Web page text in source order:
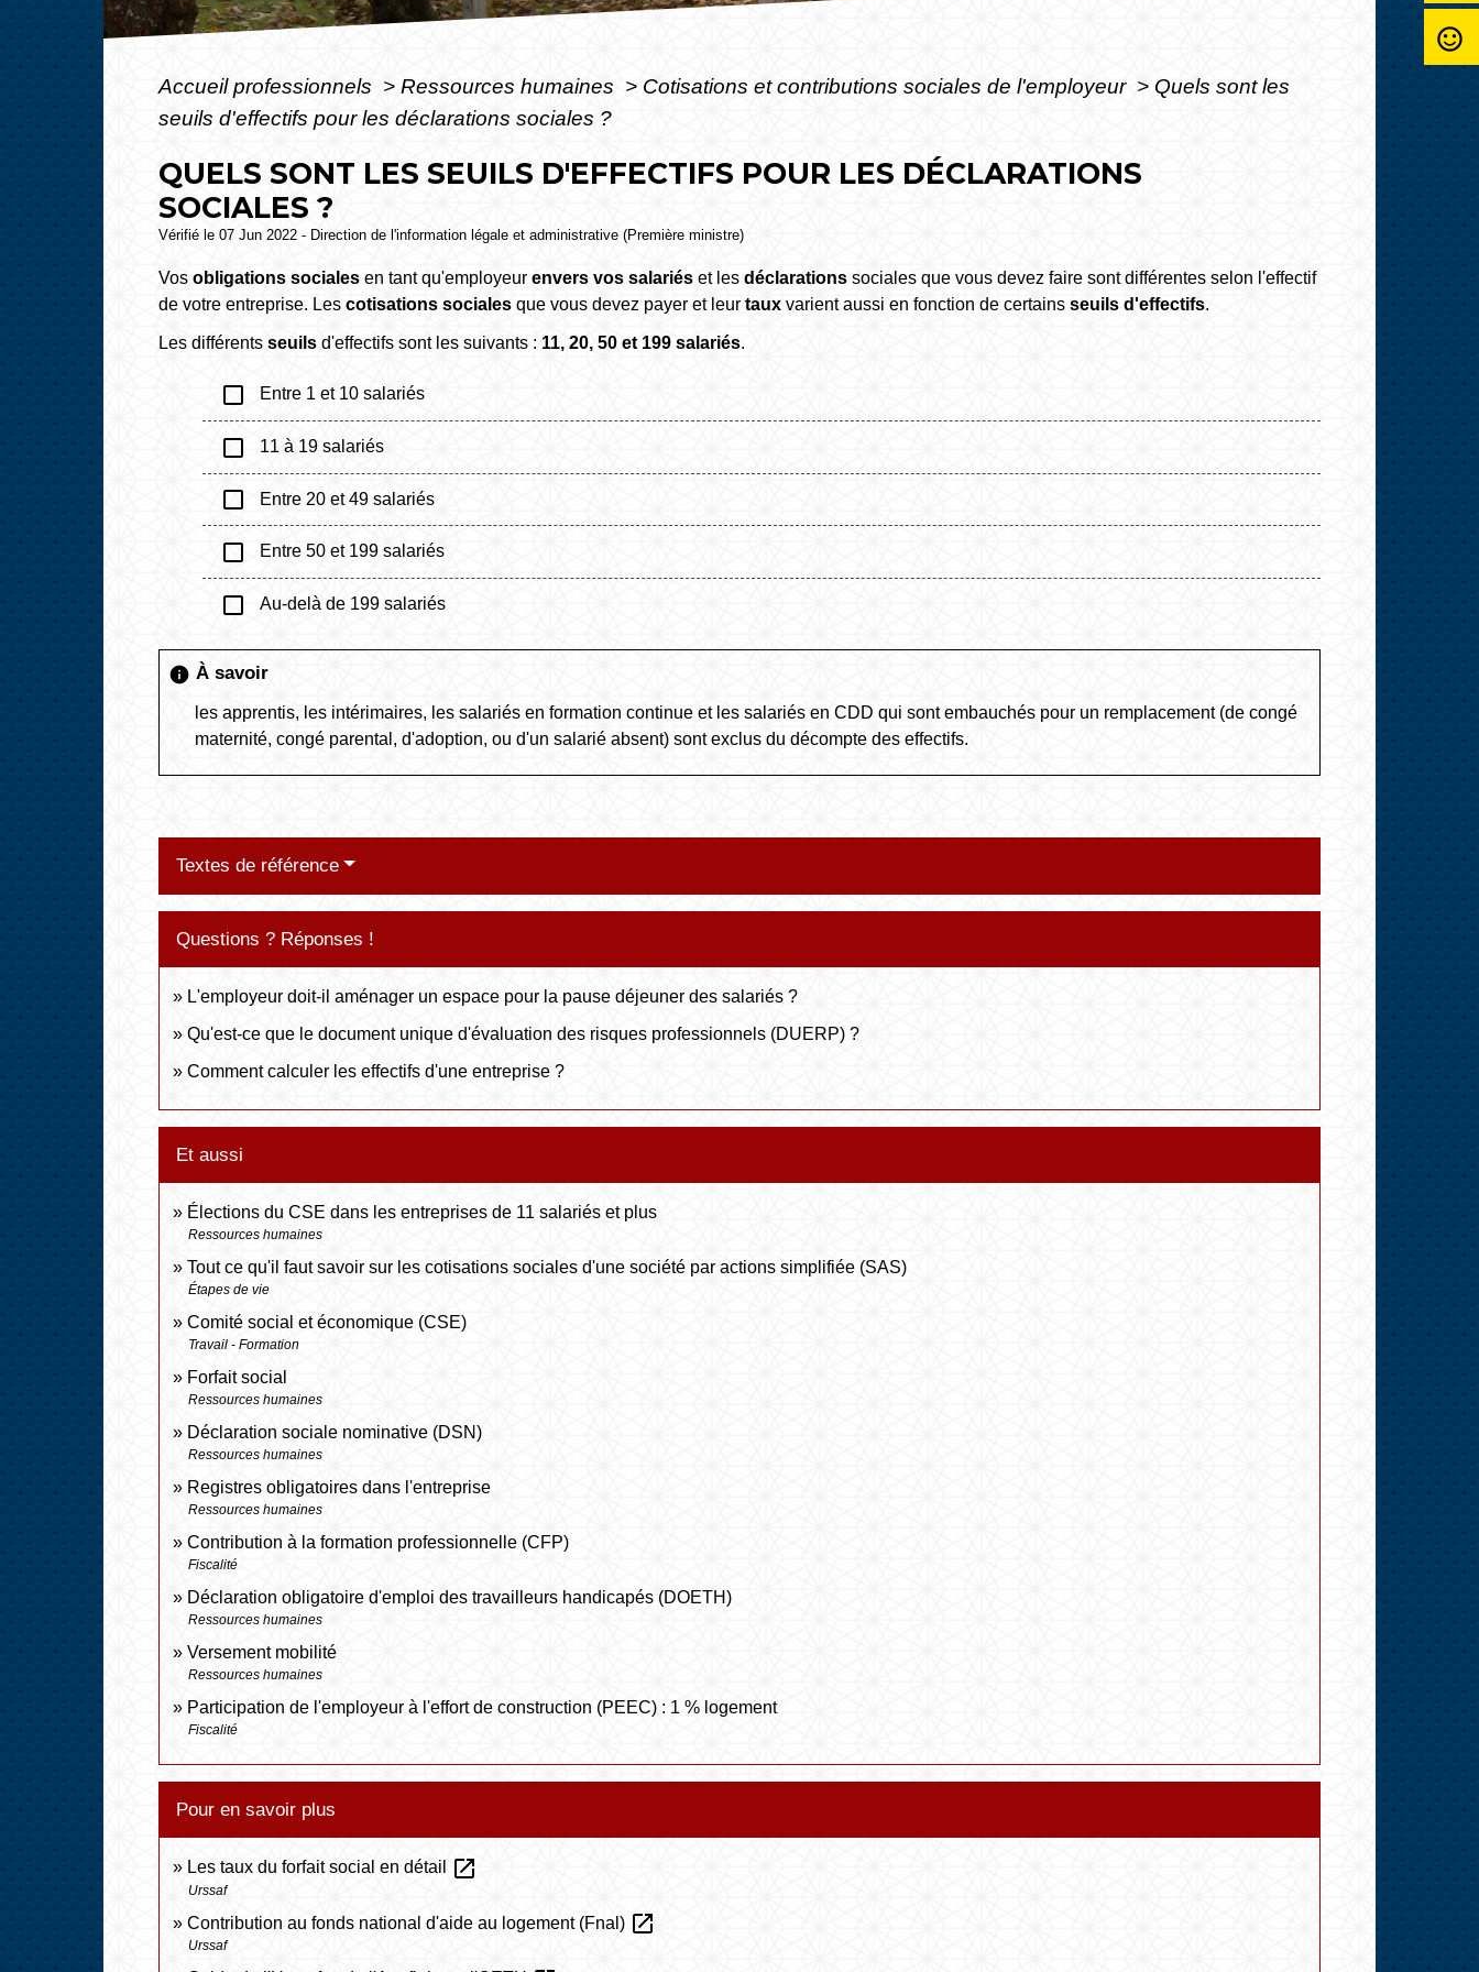
Accueil professionnels > Ressources humaines > Cotisations et contributions sociales de l'employeur > Quels sont les
seuils d'effectifs pour les déclarations sociales ?
QUELS SONT LES SEUILS D'EFFECTIFS POUR LES DÉCLARATIONS
SOCIALES ?
Vérifié le 07 Jun 2022 - Direction de l'information légale et administrative (Première ministre)
Vosobligations sociales en tant qu'employeurenvers vos salariés et lesdéclarations sociales que vous devez faire sont différentes selon l'effectif
de votre entreprise. Lescotisations sociales que vous devez payer et leurtaux varient aussi en fonction de certainsseuils d'effectifs.
Les différentsseuils d'effectifs sont les suivants : 11, 20, 50 et 199 salariés.
check_box_outline_blank Entre 1 et 10 salariés
check_box_outline_blank 11 à 19 salariés
check_box_outline_blank Entre 20 et 49 salariés
check_box_outline_blank Entre 50 et 199 salariés
check_box_outline_blank Au-delà de 199 salariés
info À savoir
les apprentis, les intérimaires, les salariés en formation continue et les salariés en CDD qui sont embauchés pour un remplacement (de congé
maternité, congé parental, d'adoption, ou d'un salarié absent) sont exclus du décompte des effectifs.
Textes de référence
Questions ? Réponses !
L'employeur doit-il aménager un espace pour la pause déjeuner des salariés ?
Qu'est-ce que le document unique d'évaluation des risques professionnels (DUERP) ?
Comment calculer les effectifs d'une entreprise ?
Et aussi
Élections du CSE dans les entreprises de 11 salariés et plus
Ressources humaines
Tout ce qu'il faut savoir sur les cotisations sociales d'une société par actions simplifiée (SAS)
Étapes de vie
Comité social et économique (CSE)
Travail - Formation
Forfait social
Ressources humaines
Déclaration sociale nominative (DSN)
Ressources humaines
Registres obligatoires dans l'entreprise
Ressources humaines
Contribution à la formation professionnelle (CFP)
Fiscalité
Déclaration obligatoire d'emploi des travailleurs handicapés (DOETH)
Ressources humaines
Versement mobilité
Ressources humaines
Participation de l'employeur à l'effort de construction (PEEC) : 1 % logement
Fiscalité
Pour en savoir plus
Les taux du forfait social en détail open_in_new
Urssaf
Contribution au fonds national d'aide au logement (Fnal) open_in_new
Urssaf
sentiment_satisfied_alt